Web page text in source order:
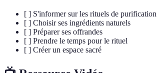
[ ] S'informer sur les rituels de purification
[ ] Choisir ses ingrédients naturels
[ ] Préparer ses offrandes
[ ] Prendre le temps pour le rituel
[ ] Créer un espace sacré